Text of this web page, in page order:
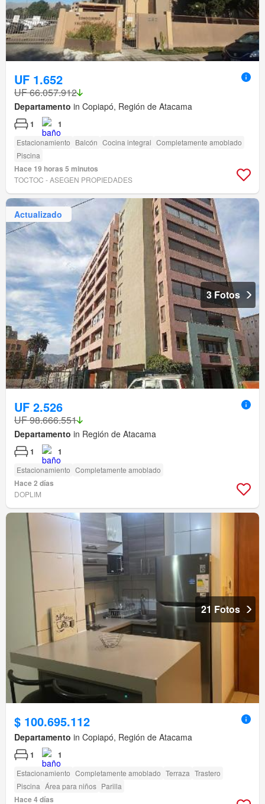
UF 1.652
UF 66.057.912
Departamento in Copiapó, Región de Atacama
1 1
Estacionamiento Balcón Cocina integral Completamente amoblado
Piscina
Hace 19 horas 5 minutos
TOCTOC - ASEGEN PROPIEDADES
Actualizado
3 Fotos
UF 2.526
UF 98.666.551
Departamento in Región de Atacama
1 1
Estacionamiento Completamente amoblado
Hace 2 días
DOPLIM
21 Fotos
$ 100.695.112
Departamento in Copiapó, Región de Atacama
1 1
Estacionamiento Completamente amoblado Terraza Trastero
Piscina Área para niños Parilla
Hace 4 días